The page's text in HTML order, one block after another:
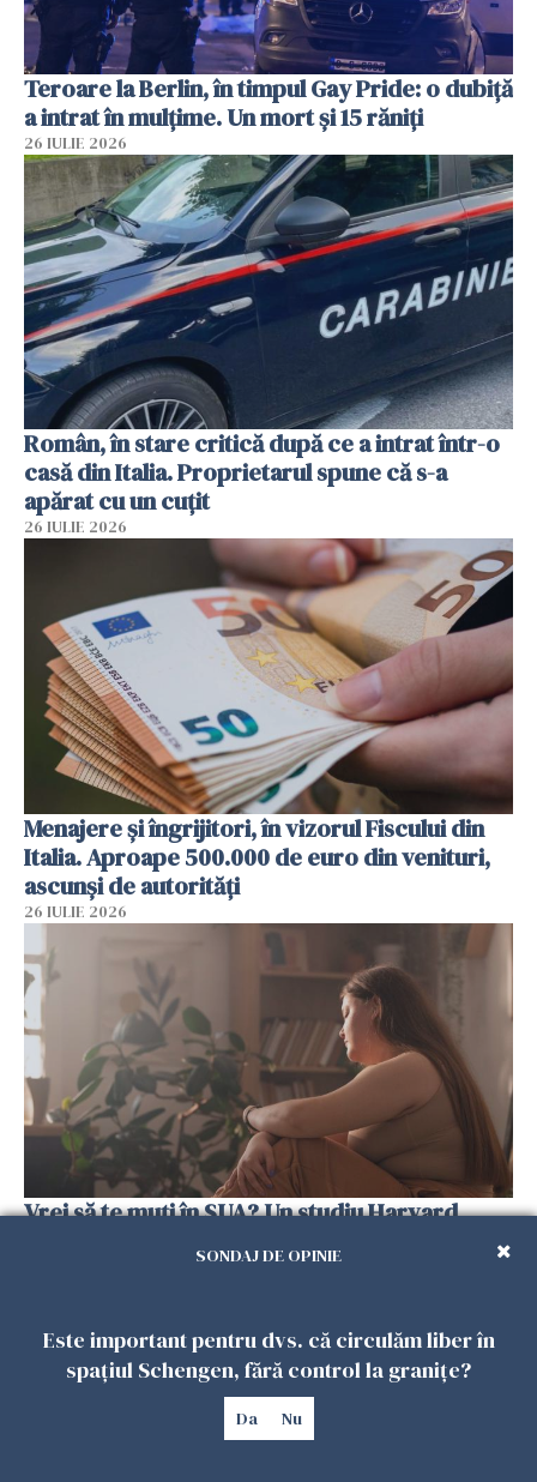
Teroare la Berlin, în timpul Gay Pride: o dubiță
a intrat în mulțime. Un mort și 15 răniți
26 IULIE 2026
Român, în stare critică după ce a intrat într-o
casă din Italia. Proprietarul spune că s-a
apărat cu un cuțit
26 IULIE 2026
Menajere și îngrijitori, în vizorul Fiscului din
Italia. Aproape 500.000 de euro din venituri,
ascunși de autorități
26 IULIE 2026
Vrei să te muți în SUA? Un studiu Harvard
SONDAJ DE OPINIE
Este important pentru dvs. că circulăm liber în
spațiul Schengen, fără control la granițe?
Da Nu